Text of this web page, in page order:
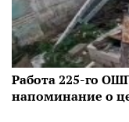
Работа 225-го
напоминание о